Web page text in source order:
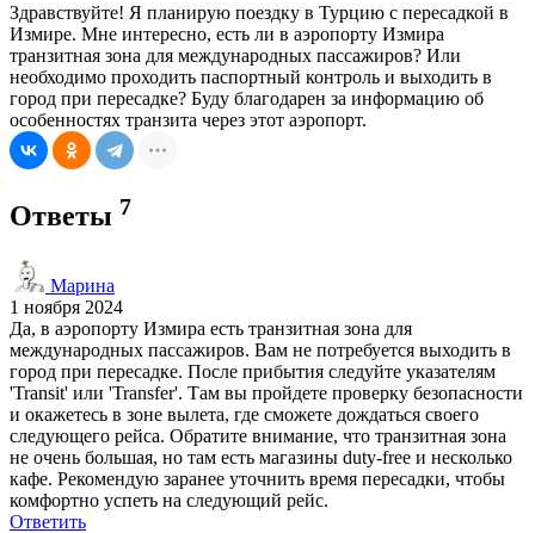
Здравствуйте! Я планирую поездку в Турцию с пересадкой в
Измире. Мне интересно, есть ли в аэропорту Измира
транзитная зона для международных пассажиров? Или
необходимо проходить паспортный контроль и выходить в
город при пересадке? Буду благодарен за информацию об
особенностях транзита через этот аэропорт.
Ответы 7
Марина
1 ноября 2024
Да, в аэропорту Измира есть транзитная зона для
международных пассажиров. Вам не потребуется выходить в
город при пересадке. После прибытия следуйте указателям
'Transit' или 'Transfer'. Там вы пройдете проверку безопасности
и окажетесь в зоне вылета, где сможете дождаться своего
следующего рейса. Обратите внимание, что транзитная зона
не очень большая, но там есть магазины duty-free и несколько
кафе. Рекомендую заранее уточнить время пересадки, чтобы
комфортно успеть на следующий рейс.
Ответить